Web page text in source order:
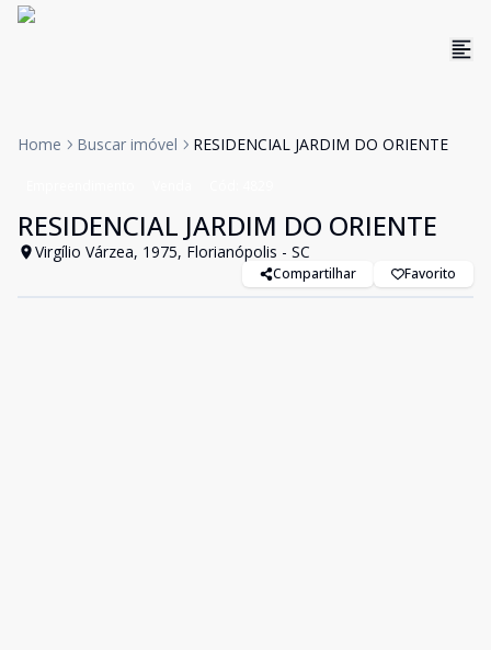
Home Buscar imóvel RESIDENCIAL JARDIM DO ORIENTE
RESIDENCIAL JARDIM DO ORIENTE
Virgílio Várzea, 1975, Florianópolis - SC
Compartilhar Favorito